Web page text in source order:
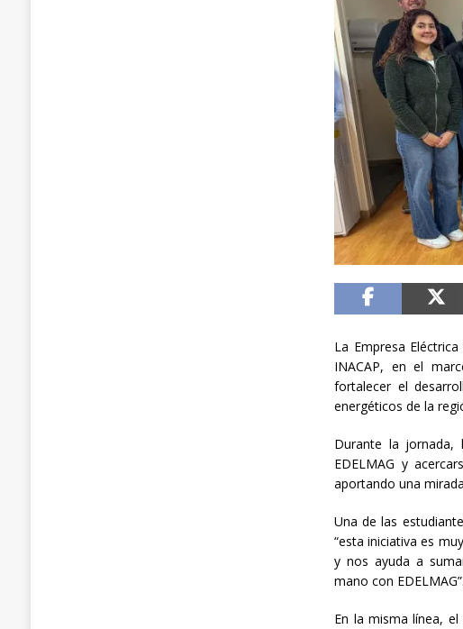
La Empresa
INACAP, en el
fortalecer el
energéticos de la
Durante la jornada,
EDELMAG y
aportando una
Una de las
“esta iniciativa es
y nos ayuda a
mano con EDELMAG”.
En la misma línea,